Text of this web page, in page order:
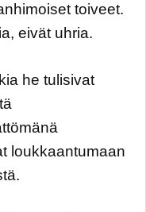
toiveet.
eivät uhria.
he tulisivat
loukkaantumaan